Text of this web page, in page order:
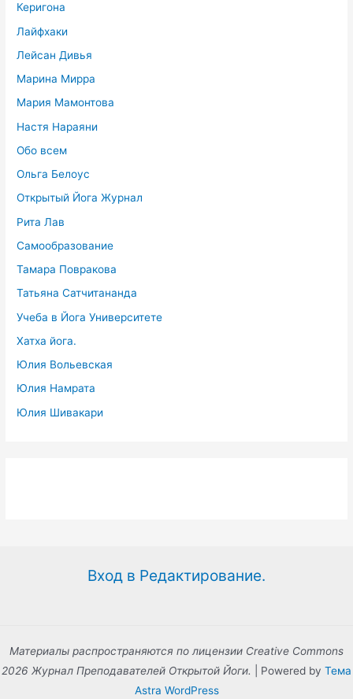
Керигона
Лайфхаки
Лейсан Дивья
Марина Мирра
Мария Мамонтова
Настя Нараяни
Обо всем
Ольга Белоус
Открытый Йога Журнал
Рита Лав
Самообразование
Тамара Повракова
Татьяна Сатчитананда
Учеба в Йога Университете
Хатха йога.
Юлия Вольевская
Юлия Намрата
Юлия Шивакари
Вход в Редактирование.
Материалы распространяются по лицензии Creative Commons
2026 Журнал Преподавателей Открытой Йоги.
| Powered by Тема
Astra WordPress